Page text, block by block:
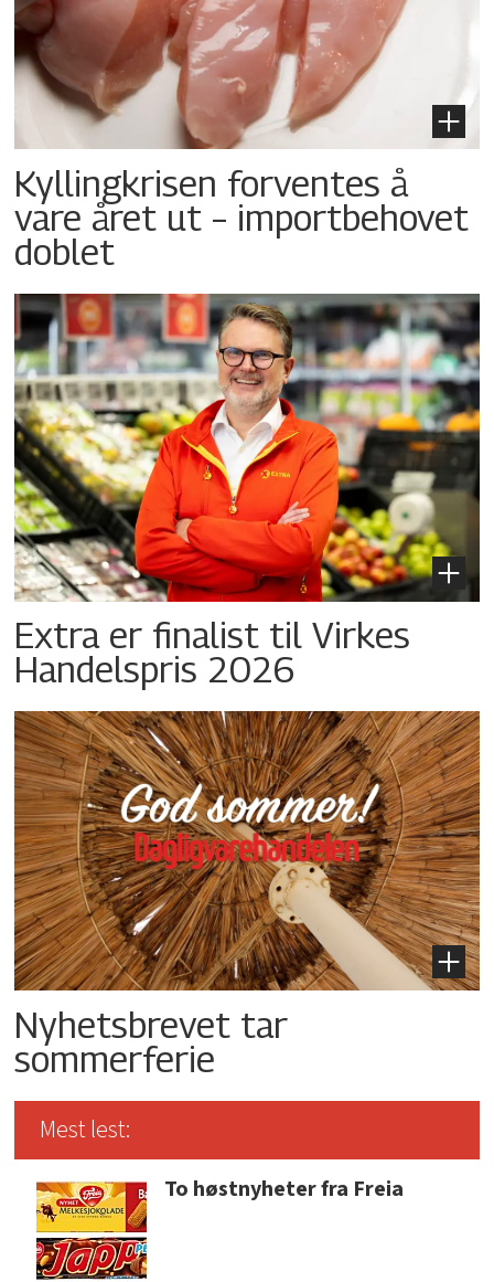
Kyllingkrisen forventes å
vare året ut – importbehovet
doblet
Extra er finalist til Virkes
Handelspris 2026
Nyhetsbrevet tar
sommerferie
Mest lest:
To høstnyheter fra Freia